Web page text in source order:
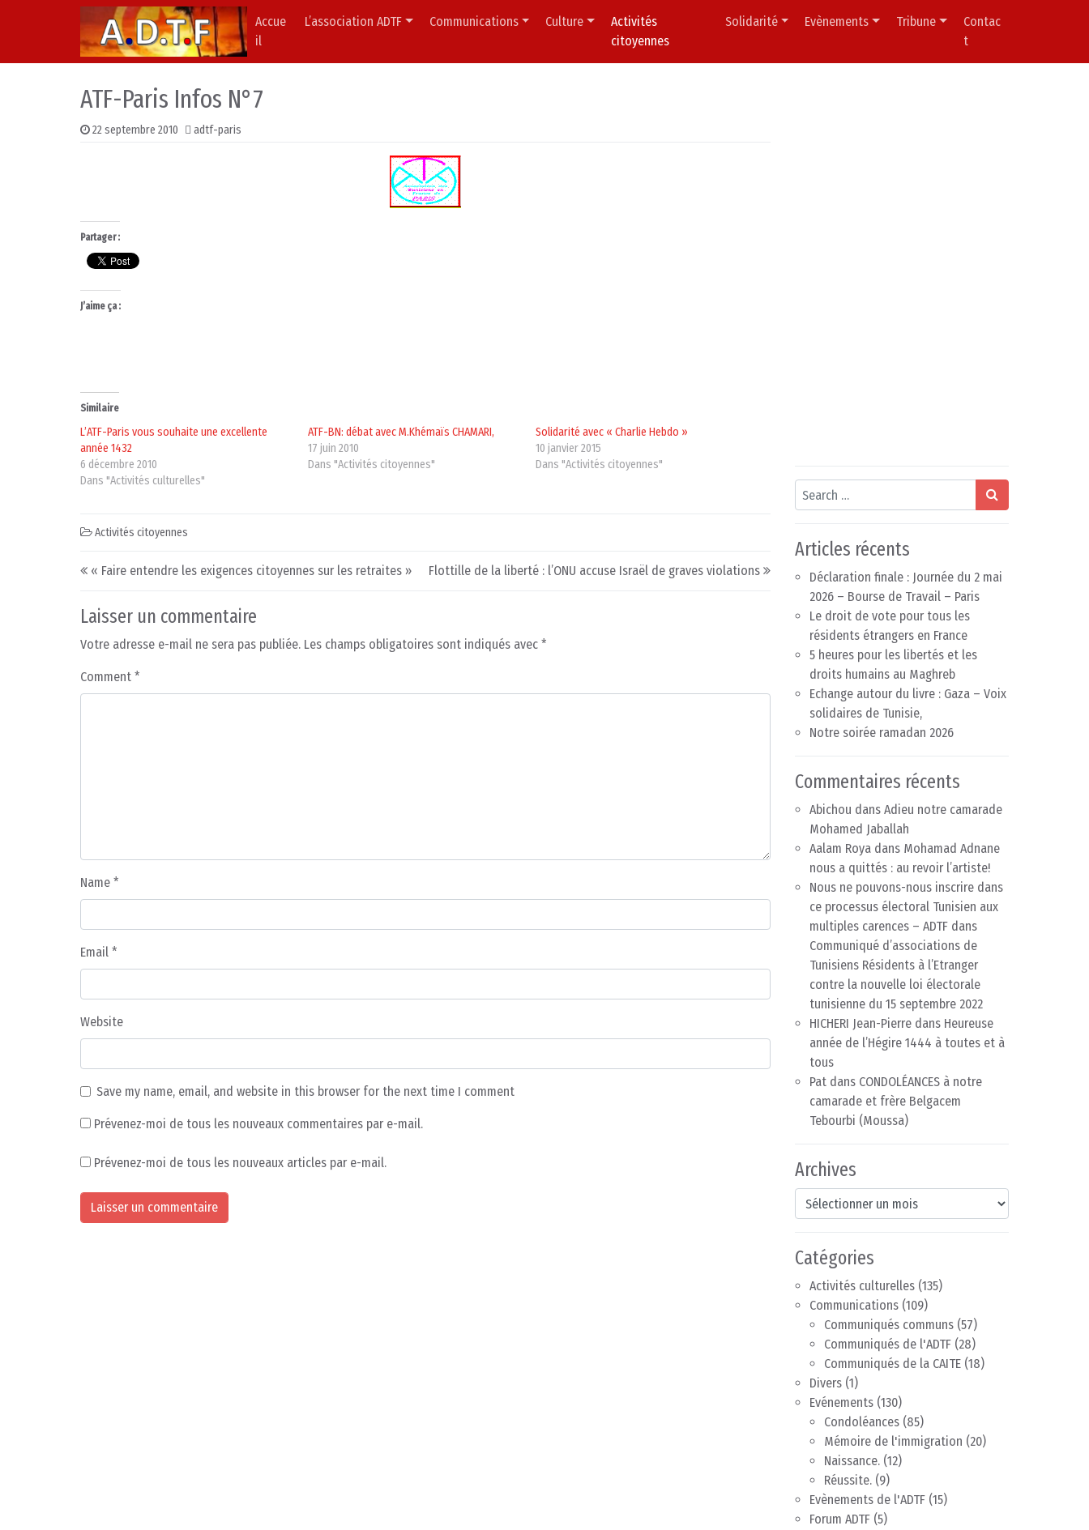
Skip to content
Main Navigation
Accue
il
L’association ADTF Communications Culture
Activités
citoyennes
Solidarité Evènements Tribune
Contac
t
ATF-Paris Infos N°7
22 septembre 2010 adtf-paris
Partager :
J’aime ça :
Similaire
L’ATF-Paris vous souhaite une excellente
année 1432
6 décembre 2010
Dans "Activités culturelles"
ATF-BN: débat avec M.Khémaïs CHAMARI,
17 juin 2010
Dans "Activités citoyennes"
Solidarité avec « Charlie Hebdo »
10 janvier 2015
Dans "Activités citoyennes"
Activités citoyennes
Post navigation
« Faire entendre les exigences citoyennes sur les retraites » Flottille de la liberté : l’ONU accuse Israël de graves violations
Laisser un commentaire
Votre adresse e-mail ne sera pas publiée. Les champs obligatoires sont indiqués avec *
Comment *
Name *
Email *
Website
Save my name, email, and website in this browser for the next time I comment
Prévenez-moi de tous les nouveaux commentaires par e-mail.
Prévenez-moi de tous les nouveaux articles par e-mail.
Search
Articles récents
Déclaration finale : Journée du 2 mai
2026 – Bourse de Travail – Paris
Le droit de vote pour tous les
résidents étrangers en France
5 heures pour les libertés et les
droits humains au Maghreb
Echange autour du livre : Gaza – Voix
solidaires de Tunisie,
Notre soirée ramadan 2026
Commentaires récents
Abichou dans Adieu notre camarade
Mohamed Jaballah
Aalam Roya dans Mohamad Adnane
nous a quittés : au revoir l’artiste!
Nous ne pouvons-nous inscrire dans
ce processus électoral Tunisien aux
multiples carences – ADTF dans
Communiqué d’associations de
Tunisiens Résidents à l’Etranger
contre la nouvelle loi électorale
tunisienne du 15 septembre 2022
HICHERI Jean-Pierre dans Heureuse
année de l’Hégire 1444 à toutes et à
tous
Pat dans CONDOLÉANCES à notre
camarade et frère Belgacem
Tebourbi (Moussa)
Archives
Archives
Catégories
Activités culturelles (135)
Communications (109)
Communiqués communs (57)
Communiqués de l'ADTF (28)
Communiqués de la CAITE (18)
Divers (1)
Evénements (130)
Condoléances (85)
Mémoire de l'immigration (20)
Naissance. (12)
Réussite. (9)
Evènements de l'ADTF (15)
Forum ADTF (5)